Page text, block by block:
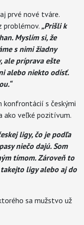
prvé nové tváre.
problémov. „Prišli k
Myslím si, že
s nimi žiadny
ale príprava ešte
alebo niekto odísť.
konfrontácií s českými
ako veľké pozitívum.
ligy, čo je podľa
niečo dajú. Som
tímom. Zároveň to
ligy alebo aj do
sa mužstvo už